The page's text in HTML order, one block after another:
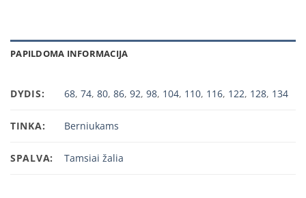
PAPILDOMA INFORMACIJA
DYDIS: 68,74,80,86,92,98, 104, 110, 116, 122, 128, 134
TINKA: Berniukams
SPALVA: Tamsiai žalia